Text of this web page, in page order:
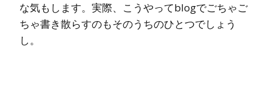
な気もします。実際、こうやってblogでごちゃご
ちゃ書き散らすのもそのうちのひとつでしょう
し。